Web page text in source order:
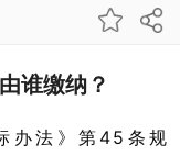
谁缴纳？
办法》第45条规